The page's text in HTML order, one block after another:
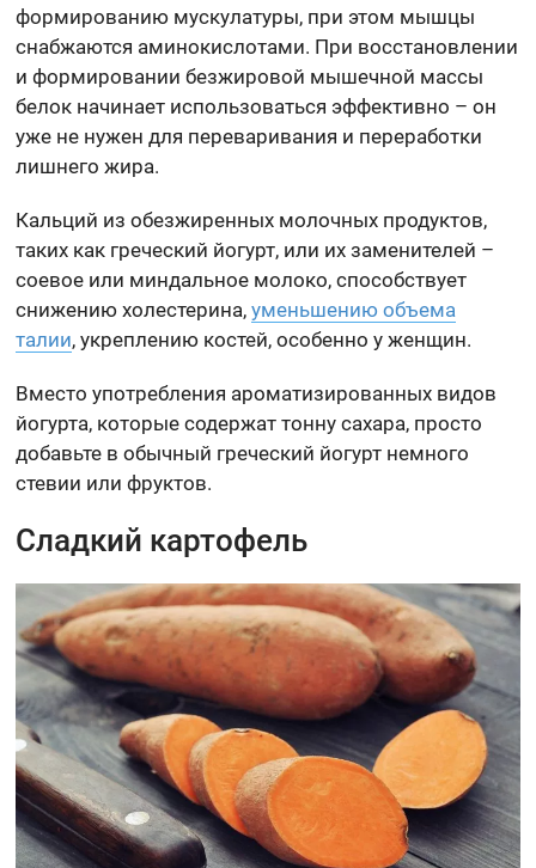
формированию мускулатуры, при этом мышцы
снабжаются аминокислотами. При восстановлении
и формировании безжировой мышечной массы
белок начинает использоваться эффективно – он
уже не нужен для переваривания и переработки
лишнего жира.
Кальций из обезжиренных молочных продуктов,
таких как греческий йогурт, или их заменителей –
соевое или миндальное молоко, способствует
снижению холестерина,уменьшению объема
талии, укреплению костей, особенно у женщин.
Вместо употребления ароматизированных видов
йогурта, которые содержат тонну сахара, просто
добавьте в обычный греческий йогурт немного
стевии или фруктов.
Сладкий картофель